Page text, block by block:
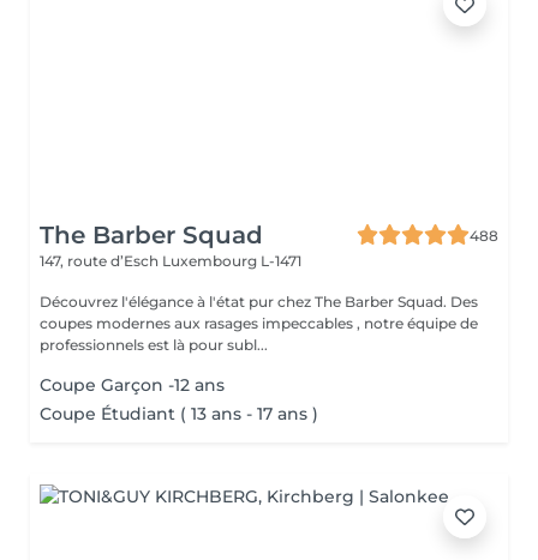
The Barber Squad
488
147, route d’Esch Luxembourg L-1471
Découvrez l'élégance à l'état pur chez The Barber Squad. Des
coupes modernes aux rasages impeccables , notre équipe de
professionnels est là pour subl...
Coupe Garçon -12 ans
Coupe Étudiant ( 13 ans - 17 ans )